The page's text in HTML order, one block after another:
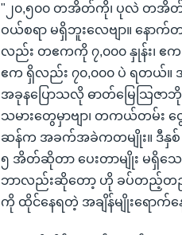
"၂၀,၅၀၀ တအိတ်ကို၊ ပုလဲ တအိတ်
ဝယ်စရာ မရှိဘူးလေဗျာ။ နော
လည်း တဧကကို ၇,၀၀၀ နှုန်း၊ ဧ
ဧက ရှိလည်း ၇၀,၀၀၀ ပဲ ရတယ်။
အခုနပြောသလို ဓာတ်မြေသြဇ
သမားတွေမှာဗျာ၊ တကယ်တမ်း
ဆန်က အခက်အခဲကတမျိုး။ ဒီနှ
၅ အိတ်ဆိုတာ ပေးတာမျိုး မရှိသ
ဘာလည်းဆိုတော့ ဟို ခပ်တည့်တည့်ပ
ကို ထိုင်နေရတဲ့ အချိန်မျိုးရောက်